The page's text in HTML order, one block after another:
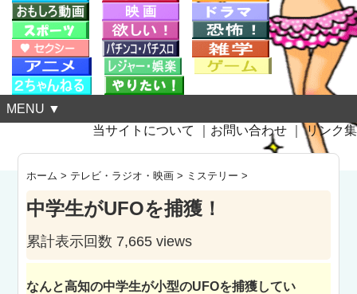
MENU ▼
当サイトについて
お問い合わせ ｜リンク集
ホーム > テレビ・ラジオ・映画 > ミステリー >
中学生がUFOを捕獲！
累計表示回数 7,665 views
なんと高知の中学生が小型のUFOを捕獲してい